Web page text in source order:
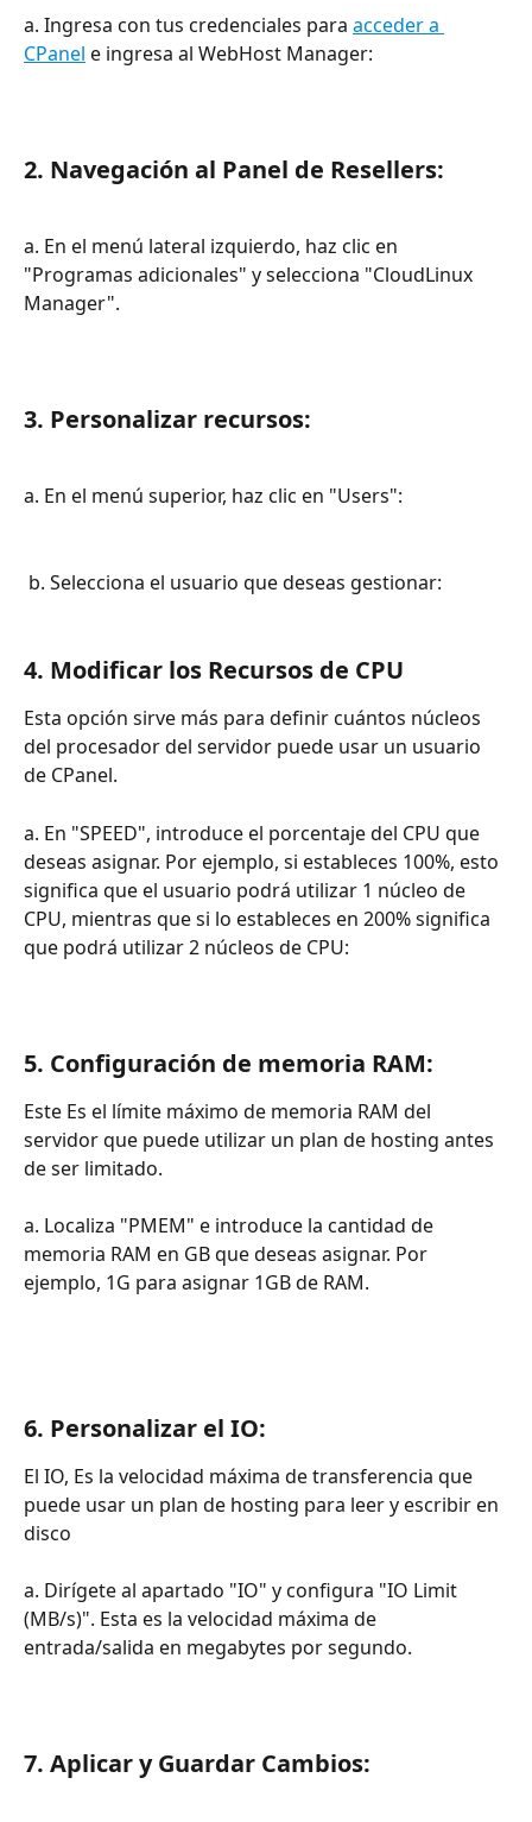
a. Ingresa con tus credenciales para acceder a
CPanel e ingresa al WebHost Manager:
2. Navegación al Panel de Resellers:
a. En el menú lateral izquierdo, haz clic en
"Programas adicionales" y selecciona "CloudLinux
Manager".
3. Personalizar recursos:
a. En el menú superior, haz clic en "Users":
b. Selecciona el usuario que deseas gestionar:
4. Modificar los Recursos de CPU
Esta opción sirve más para definir cuántos núcleos
del procesador del servidor puede usar un usuario
de CPanel.
a. En "SPEED", introduce el porcentaje del CPU que
deseas asignar. Por ejemplo, si estableces 100%, esto
significa que el usuario podrá utilizar 1 núcleo de
CPU, mientras que si lo estableces en 200% significa
que podrá utilizar 2 núcleos de CPU:
5. Configuración de memoria RAM:
Este Es el límite máximo de memoria RAM del
servidor que puede utilizar un plan de hosting antes
de ser limitado.
a. Localiza "PMEM" e introduce la cantidad de
memoria RAM en GB que deseas asignar. Por
ejemplo, 1G para asignar 1GB de RAM.
6. Personalizar el IO:
El IO, Es la velocidad máxima de transferencia que
puede usar un plan de hosting para leer y escribir en
disco
a. Dirígete al apartado "IO" y configura "IO Limit
(MB/s)". Esta es la velocidad máxima de
entrada/salida en megabytes por segundo.
7. Aplicar y Guardar Cambios: